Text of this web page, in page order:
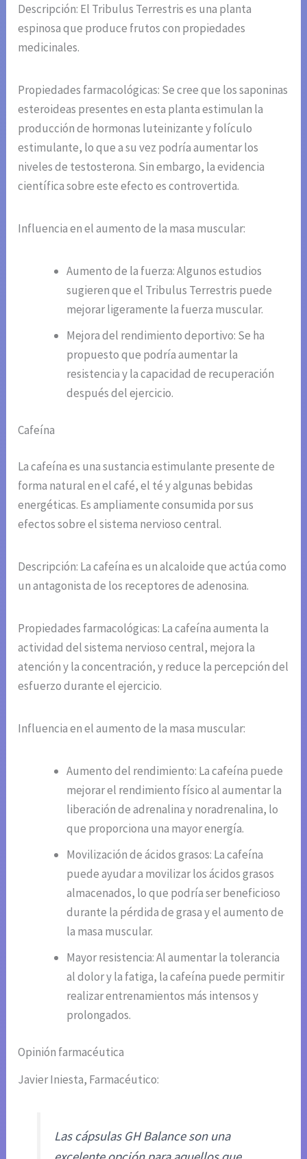
Descripción: El Tribulus Terrestris es una planta
espinosa que produce frutos con propiedades
medicinales.
Propiedades farmacológicas: Se cree que los saponinas
esteroideas presentes en esta planta estimulan la
producción de hormonas luteinizante y folículo
estimulante, lo que a su vez podría aumentar los
niveles de testosterona. Sin embargo, la evidencia
científica sobre este efecto es controvertida.
Influencia en el aumento de la masa muscular:
Aumento de la fuerza: Algunos estudios
sugieren que el Tribulus Terrestris puede
mejorar ligeramente la fuerza muscular.
Mejora del rendimiento deportivo: Se ha
propuesto que podría aumentar la
resistencia y la capacidad de recuperación
después del ejercicio.
Cafeína
La cafeína es una sustancia estimulante presente de
forma natural en el café, el té y algunas bebidas
energéticas. Es ampliamente consumida por sus
efectos sobre el sistema nervioso central.
Descripción: La cafeína es un alcaloide que actúa como
un antagonista de los receptores de adenosina.
Propiedades farmacológicas: La cafeína aumenta la
actividad del sistema nervioso central, mejora la
atención y la concentración, y reduce la percepción del
esfuerzo durante el ejercicio.
Influencia en el aumento de la masa muscular:
Aumento del rendimiento: La cafeína puede
mejorar el rendimiento físico al aumentar la
liberación de adrenalina y noradrenalina, lo
que proporciona una mayor energía.
Movilización de ácidos grasos: La cafeína
puede ayudar a movilizar los ácidos grasos
almacenados, lo que podría ser beneficioso
durante la pérdida de grasa y el aumento de
la masa muscular.
Mayor resistencia: Al aumentar la tolerancia
al dolor y la fatiga, la cafeína puede permitir
realizar entrenamientos más intensos y
prolongados.
Opinión farmacéutica
Javier Iniesta, Farmacéutico:
Las cápsulas GH Balance son una